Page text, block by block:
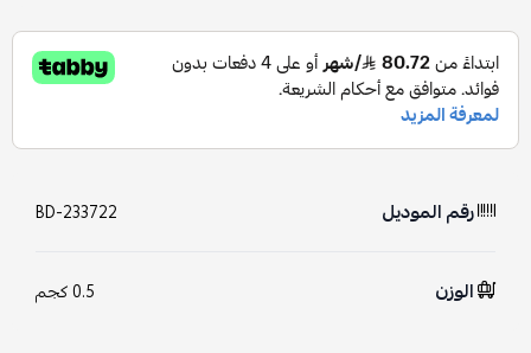
رقم الموديل BD-233722
الوزن 0.5 كجم